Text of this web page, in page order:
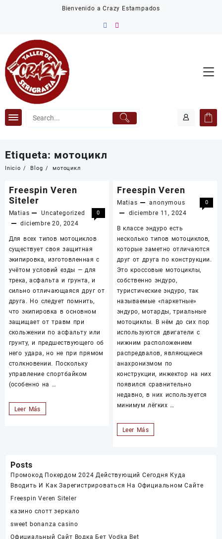
Bienvenido a Crazy Estampados
Etiqueta: мотоцикл
Inicio Blog мотоцикл
Freespin Veren
Siteler
Matias
Uncategorized
diciembre 20, 2024
0
Для всех типов мотоциклов
существует своя защитная
экипировка, изготовленная с
учётом условий езды — для
трека, асфальта и грунта, и
сильно отличающаяся друг от
друга. Но следует помнить,
что экипировка в основном
защищает от травм при
скольжении по асфальту или
грунту, и предшествующего об
него удара, но не при прямом
столкновении. Поскольку
управление спортбайком
(особенно на …
Freespin
Leer Más
Freespin Veren
Matias
anonymous
diciembre 11, 2024
0
В классе эндуро есть
несколько типов мотоциклов,
которые заметно отличаются
друг от друга по конструкции.
Это кроссовые мотоциклы,
собственно эндуро,
туристические эндуро, так
называемые «паркетные»
эндуро, мотарды, триальные
мотоциклы. В нём до сих пор
используются двигатели с
нижним расположением
распредвалов, являющиеся
анахронизмом по
конструкции, инжектор на них
появился сравнительно
недавно, в них используется
минимум лёгких …
Freespin
Leer Más
Posts
Промокод Покердом 2024 Действующий Сегодня Куда
Вводить И Как Зарегистрироваться На Официальном Сайте
Freespin Veren Siteler
казино слотт зеркало
sweet bonanza casino
Официальный Сайт Водка Бет Vodka Bet